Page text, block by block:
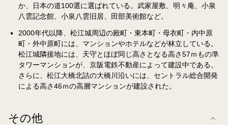
か、日本の道100選に選ばれている。武家屋敷、明々庵、小泉
八雲記念館、小泉八雲旧居、田部美術館など。
2000年代以降、松江城周辺の殿町・東本町・母衣町・内中原
町・外中原町には、マンションやホテルなどが林立している。
松江城隣接地には、天守とほぼ同じ高さとなる高さ57ｍもの準
タワーマンションが、京阪電鉄不動産によって建設中である。
さらに、松江大橋北詰の大橋川沿いには、セントラル総合開発
による高さ46ｍの高層マンションが建設された。
その他